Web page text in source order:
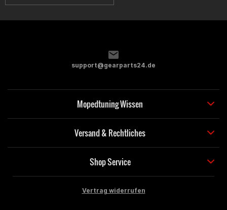
support@gearparts24.de
Mopedtuning Wissen
Versand & Rechtliches
Shop Service
Vertrag widerrufen